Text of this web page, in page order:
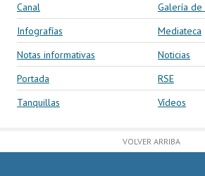
Canal
Galería de
Infografías
Mediateca
Notas informativas
Noticias
Portada
RSE
Tanquillas
Vídeos
VOLVER ARRIBA